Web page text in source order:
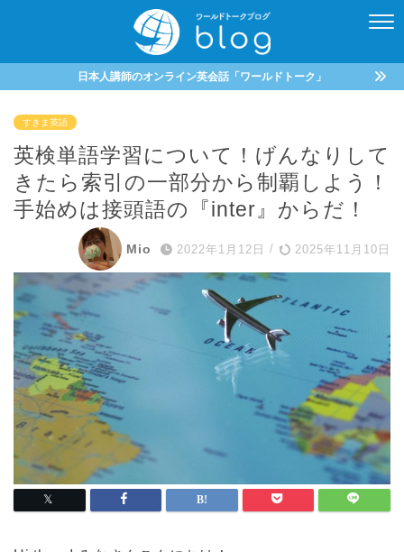
日本人講師のオンライン英会話「ワールドトーク」
すきま英語
英検単語学習について！げんなりして
きたら索引の一部分から制覇しよう！
手始めは接頭語の『inter』からだ！
Mio 2022年1月12日 / 2025年11月10日